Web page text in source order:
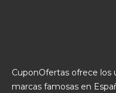
CuponOfertas ofrece
marcas famosas en